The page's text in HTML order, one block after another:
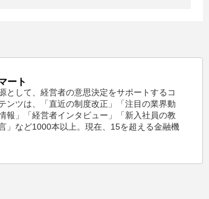
ート
として、経営者の意思決定をサポートするコ
ンツは、「直近の制度改正」「注目の業界動
報」「経営者インタビュー」「新入社員の教
」など1000本以上。現在、15を超える金融機